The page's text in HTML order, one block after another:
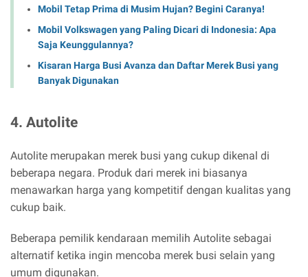
Mobil Tetap Prima di Musim Hujan? Begini Caranya!
Mobil Volkswagen yang Paling Dicari di Indonesia: Apa
Saja Keunggulannya?
Kisaran Harga Busi Avanza dan Daftar Merek Busi yang
Banyak Digunakan
4. Autolite
Autolite merupakan merek busi yang cukup dikenal di
beberapa negara. Produk dari merek ini biasanya
menawarkan harga yang kompetitif dengan kualitas yang
cukup baik.
Beberapa pemilik kendaraan memilih Autolite sebagai
alternatif ketika ingin mencoba merek busi selain yang
umum digunakan.